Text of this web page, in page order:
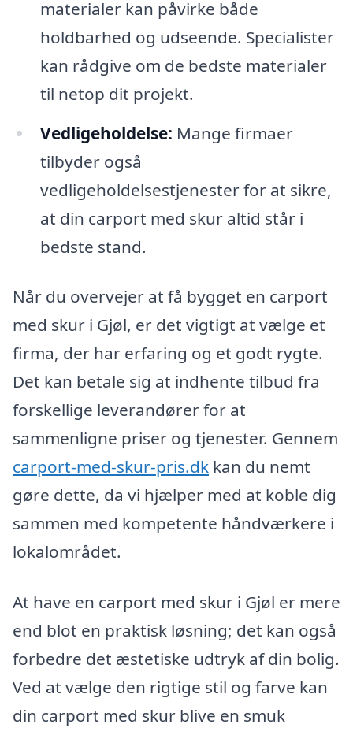
materialer kan påvirke både
holdbarhed og udseende. Specialister
kan rådgive om de bedste materialer
til netop dit projekt.
Vedligeholdelse: Mange firmaer
tilbyder også
vedligeholdelsestjenester for at sikre,
at din carport med skur altid står i
bedste stand.
Når du overvejer at få bygget en carport
med skur i Gjøl, er det vigtigt at vælge et
firma, der har erfaring og et godt rygte.
Det kan betale sig at indhente tilbud fra
forskellige leverandører for at
sammenligne priser og tjenester. Gennem
carport-med-skur-pris.dk kan du nemt
gøre dette, da vi hjælper med at koble dig
sammen med kompetente håndværkere i
lokalområdet.
At have en carport med skur i Gjøl er mere
end blot en praktisk løsning; det kan også
forbedre det æstetiske udtryk af din bolig.
Ved at vælge den rigtige stil og farve kan
din carport med skur blive en smuk